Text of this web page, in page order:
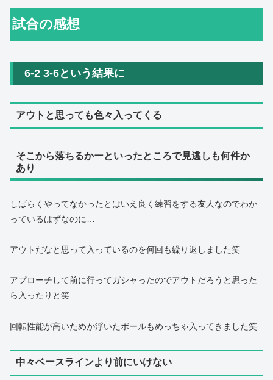
試合の感想
6-2 3-6という結果に
アウトと思っても色々入ってくる
そこから落ちるかーといったところで見逃しも何件か
あり
しばらくやってなかったとはいえ良く練習をする友人なのでわか
っているはずなのに…
アウトだなと思って入っているのを何回も繰り返しました笑
アプローチして前に行ってガシャったのでアウトだろうと思った
ら入ったりと笑
回転性能が高いためか浮いたボールもめっちゃ入ってきました笑
中々ベースラインより前にいけない